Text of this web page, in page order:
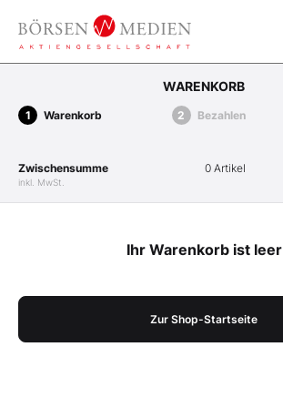
WARENKORB
Warenkorb Bezahlen
Zwischensumme
inkl. MwSt.
0 Artikel
Ihr Warenkorb ist leer
Zur Shop-Startseite